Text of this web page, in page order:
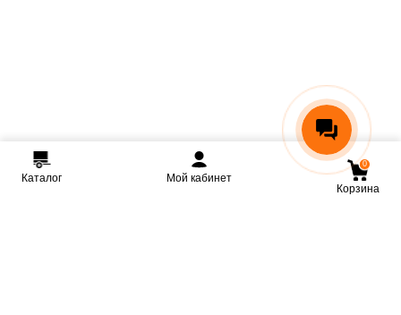
Каталог Мой кабинет
0
Корзина